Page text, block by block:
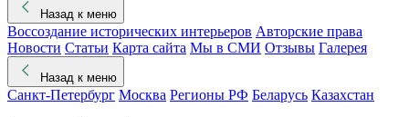
Назад к меню
Воссоздание исторических интерьеров Авторские права
Новости Статьи Карта сайта Мы в СМИ Отзывы Галерея
Назад к меню
Санкт-Петербург Москва Регионы РФ Беларусь Казахстан